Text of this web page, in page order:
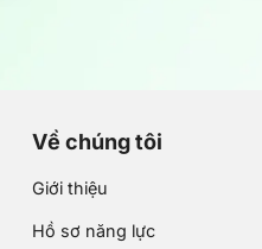
Về chúng tôi
Giới thiệu
Hồ sơ năng lực